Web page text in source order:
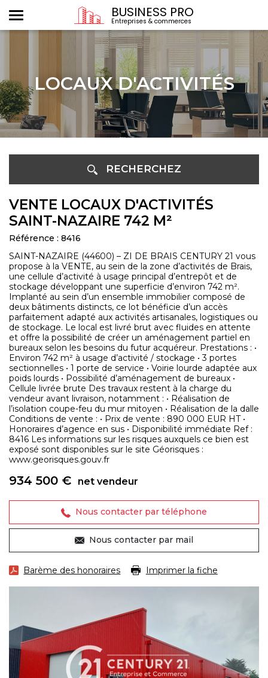
BUSINESS PRO
Entreprises & commerces
LOCAUX D'ACTIVITÉS
RECHERCHEZ
VENTE LOCAUX D'ACTIVITÉS
SAINT-NAZAIRE 742 M²
Référence : 8416
SAINT-NAZAIRE (44600) – ZI DE BRAIS CENTURY 21 vous
propose à la VENTE, au sein de la zone d’activités de Brais,
une cellule d’activité à usage principal d’entrepôt et de
stockage développant une superficie d’environ 742 m².
Implanté au sein d’un ensemble immobilier composé de
deux bâtiments distincts, ce lot bénéficie d’un accès
parfaitement adapté aux activités artisanales, logistiques ou
de stockage. Le local est livré brut avec fluides en attente
et offre la possibilité de créer un aménagement partiel en
bureaux selon les besoins du futur acquéreur. Prestations : •
Environ 742 m² à usage d’activité / stockage • 3 portes
sectionnelles • 1 porte de service • Voirie lourde adaptée aux
poids lourds • Possibilité d’aménagement de bureaux •
Cellule livrée brute Des travaux restent à la charge du
vendeur avant livraison, notamment : • Réalisation de
l’isolation coupe-feu du mur mitoyen • Réalisation de la dalle
Conditions de vente : • Prix de vente : 890 000 EUR HT •
Honoraires d’agence en sus • Disponibilité immédiate Ref :
8416 Les informations sur les risques auxquels ce bien est
exposé sont disponibles sur le site Géorisques :
www.georisques.gouv.fr
934 500 € net vendeur
Nous contacter par téléphone
Nous contacter par mail
Barème des honoraires Imprimer la fiche